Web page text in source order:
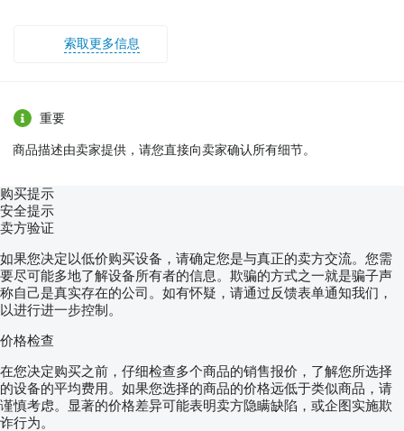
索取更多信息
重要
商品描述由卖家提供，请您直接向卖家确认所有细节。
购买提示
安全提示
卖方验证
如果您决定以低价购买设备，请确定您是与真正的卖方交流。您需
要尽可能多地了解设备所有者的信息。欺骗的方式之一就是骗子声
称自己是真实存在的公司。如有怀疑，请通过反馈表单通知我们，
以进行进一步控制。
价格检查
在您决定购买之前，仔细检查多个商品的销售报价，了解您所选择
的设备的平均费用。如果您选择的商品的价格远低于类似商品，请
谨慎考虑。显著的价格差异可能表明卖方隐瞒缺陷，或企图实施欺
诈行为。